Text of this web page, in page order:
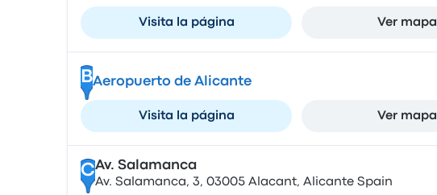
Visita la página Ver mapa
BAeropuerto de Alicante
Visita la página Ver mapa
CAv. Salamanca
Av. Salamanca, 3, 03005 Alacant, Alicante Spain